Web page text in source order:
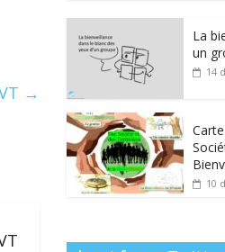
→
e
b
o
o
k
itt
er e
dI
La
un
14
10